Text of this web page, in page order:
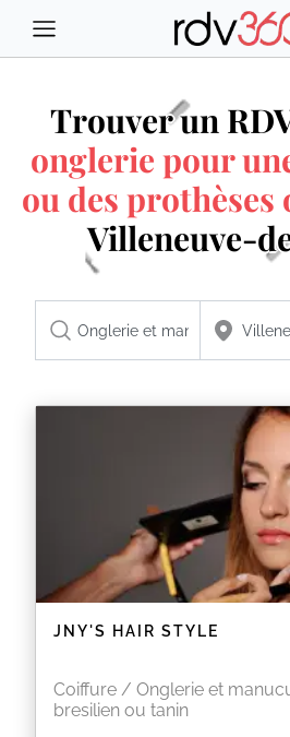
Trouver un
onglerie pour
ou des
Villeneuve-
JNY'S HAIR STYLE
Coiffure / Onglerie et
bresilien ou tanin